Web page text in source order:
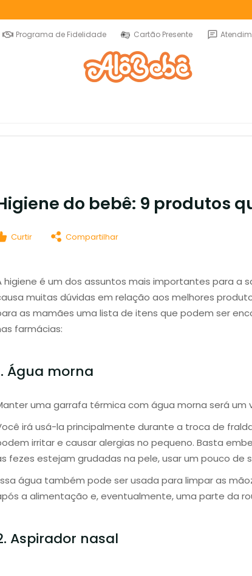
Programa de Fidelidade Cartão Presente
do bebê: 9 produtos
Curtir Compartilhar
higiene é um dos assuntos mais importantes para a
muitas dúvidas em relação aos melhores
as mamães uma lista de itens que podem ser
farmácias:
Água morna
uma garrafa térmica com água morna será um
irá usá-la principalmente durante a troca de
irritar e causar alergias no pequeno. Basta
fezes estejam grudadas na pele, usar um pouco
água também pode ser usada para limpar as
a alimentação e, eventualmente, uma parte da
Aspirador nasal